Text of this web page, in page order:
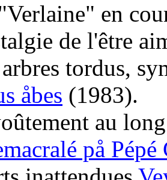
en
de l'être
tordus,
åbes (1983).
au
på Pépé